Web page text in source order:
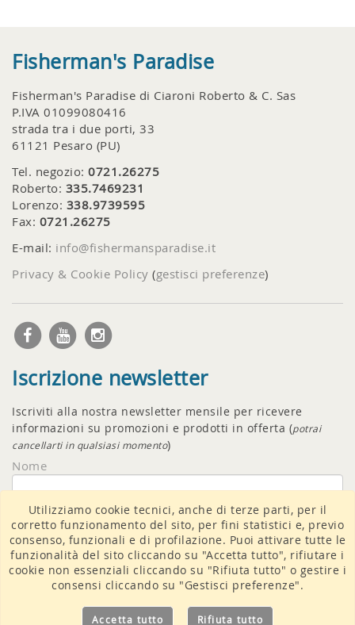
Fisherman's Paradise
Fisherman's Paradise di Ciaroni Roberto & C. Sas
P.IVA 01099080416
strada tra i due porti, 33
61121 Pesaro (PU)
Tel. negozio: 0721.26275
Roberto: 335.7469231
Lorenzo: 338.9739595
Fax: 0721.26275
E-mail: info@fishermansparadise.it
Privacy & Cookie Policy (gestisci preferenze)
Iscrizione newsletter
Iscriviti alla nostra newsletter mensile per ricevere
informazioni su promozioni e prodotti in offerta (potrai
cancellarti in qualsiasi momento)
Nome
Email
Accetto iltrattamento dati
Utilizziamo cookie tecnici, anche di terze parti, per il
corretto funzionamento del sito, per fini statistici e, previo
consenso, funzionali e di profilazione. Puoi attivare tutte le
funzionalità del sito cliccando su "Accetta tutto", rifiutare i
cookie non essenziali cliccando su "Rifiuta tutto" o gestire i
consensi cliccando su "Gestisci preferenze".
Accetta tutto Rifiuta tutto